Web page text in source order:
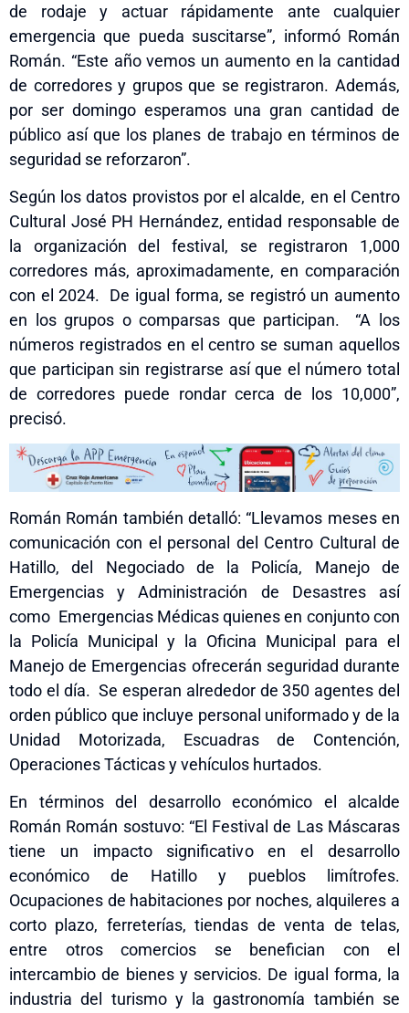
de rodaje y actuar rápidamente ante cualquier
emergencia que pueda suscitarse”, informó Román
Román. “Este año vemos un aumento en la cantidad
de corredores y grupos que se registraron. Además,
por ser domingo esperamos una gran cantidad de
público así que los planes de trabajo en términos de
seguridad se reforzaron”.
Según los datos provistos por el alcalde, en el Centro
Cultural José PH Hernández, entidad responsable de
la organización del festival, se registraron 1,000
corredores más, aproximadamente, en comparación
con el 2024. De igual forma, se registró un aumento
en los grupos o comparsas que participan. “A los
números registrados en el centro se suman aquellos
que participan sin registrarse así que el número total
de corredores puede rondar cerca de los 10,000”,
precisó.
Román Román también detalló: “Llevamos meses en
comunicación con el personal del Centro Cultural de
Hatillo, del Negociado de la Policía, Manejo de
Emergencias y Administración de Desastres así
como Emergencias Médicas quienes en conjunto con
la Policía Municipal y la Oficina Municipal para el
Manejo de Emergencias ofrecerán seguridad durante
todo el día. Se esperan alrededor de 350 agentes del
orden público que incluye personal uniformadoy de la
Unidad Motorizada, Escuadras de Contención,
Operaciones Tácticas y vehículos hurtados.
En términos del desarrollo económico el alcalde
Román Román sostuvo: “El Festival de Las Máscaras
tiene un impacto significativo en el desarrollo
económico de Hatillo y pueblos limítrofes.
Ocupaciones de habitaciones por noches, alquileres a
corto plazo, ferreterías, tiendas de venta de telas,
entre otros comercios se benefician con el
intercambio de bienes y servicios. De igual forma, la
industria del turismo y la gastronomía también se